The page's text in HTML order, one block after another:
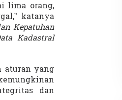
lima orang,
katanya
Kepatuhan
Kadastral
aturan yang
dan
Sejarah Kerajaan Siak
Harapan Daerah Istimewa Riau